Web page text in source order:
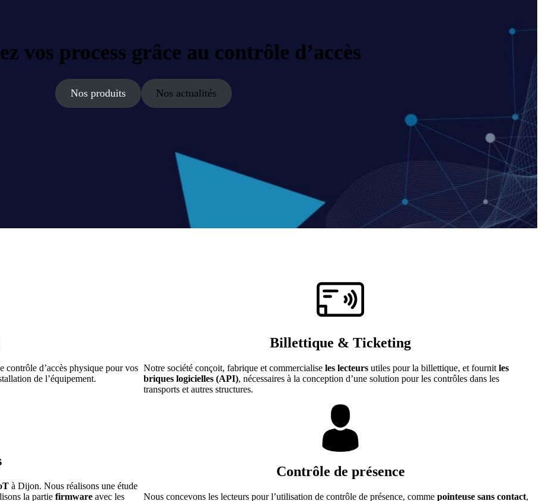
vos process grâce au contrôle d’accès
Nos produits Nos actualités
contrôle d’accès physique pour vos
de l’équipement.
à Dijon. Nous réalisons une étude
la partie firmware avec les
Billettique & Ticketing
Notre société conçoit, fabrique et commercialise les lecteurs utiles pour la billettique, et fournit les
briques logicielles (API), nécessaires à la conception d’une solution pour les contrôles dans les
transports et autres structures.
Contrôle de présence
Nous concevons les lecteurs pour l’utilisation de contrôle de présence, comme pointeuse sans contact,